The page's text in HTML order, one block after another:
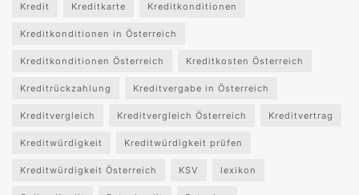
Kredit Kreditkarte Kreditkonditionen
Kreditkonditionen in Österreich
Kreditkonditionen Österreich Kreditkosten Österreich
Kreditrückzahlung Kreditvergabe in Österreich
Kreditvergleich Kreditvergleich Österreich Kreditvertrag
Kreditwürdigkeit Kreditwürdigkeit prüfen
Kreditwürdigkeit Österreich KSV lexikon